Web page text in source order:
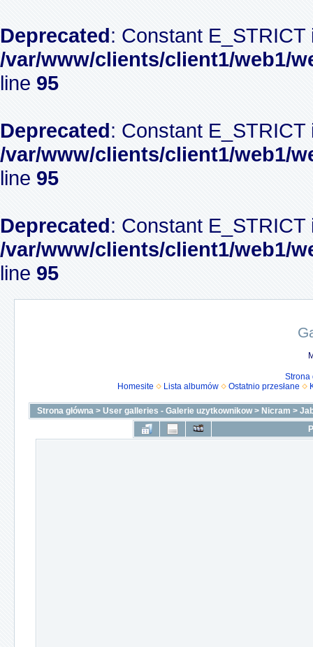
Deprecated: Constant
/var/www/clients/client1/web1/
line 95
Deprecated: Constant
/var/www/clients/client1/web1/
line 95
Deprecated: Constant
/var/www/clients/client1/web1/
line 95
Strona
Homesite
Lista albumów Ostatnio przesłane
Strona główna > User galleries - Galerie uzytkownikow> Nicram >